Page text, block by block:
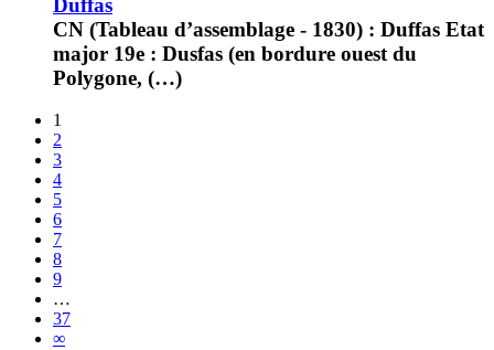
Duffas
CN (Tableau d’assemblage - 1830) : Duffas Etat
major 19e : Dusfas (en bordure ouest du
Polygone, (…)
1
2
3
4
5
6
7
8
9
…
37
∞